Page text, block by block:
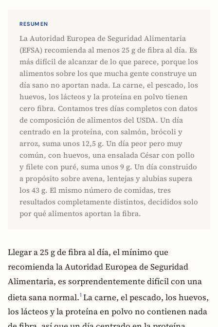
RESUMEN
La Autoridad Europea de Seguridad Alimentaria
(EFSA) recomienda al menos 25 g de fibra al día. Es
más difícil de alcanzar de lo que parece, porque los
alimentos sobre los que mucha gente construye un
día sano no aportan nada. La carne, el pescado, los
huevos, los lácteos y la proteína en polvo tienen
cero fibra. Contamos tres días completos con datos
de composición de alimentos del USDA. Un día
centrado en la proteína, con salmón, brócoli y
arroz, suma unos 12,5 g. Un día peor pero muy
común, con huevos, una ensalada César con pollo
y filete con puré, suma unos 9 g. Un día construido
a propósito sobre avena, lentejas y alubias supera
los 43 g. El mismo número de comidas, tres
resultados completamente distintos, decididos solo
por qué alimentos aportan la fibra.
Llegar a 25 g de fibra al día, el mínimo que
recomienda la Autoridad Europea de Seguridad
Alimentaria, es sorprendentemente difícil con una
dieta sana normal.1 La carne, el pescado, los huevos,
los lácteos y la proteína en polvo no contienen nada